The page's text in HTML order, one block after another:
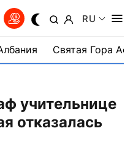
RU
Святая Гора
учительнице
отказалась